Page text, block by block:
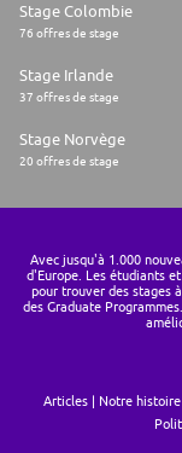
Stage Colombie
76 offres de stage
Stage Irlande
37 offres de stage
Stage Norvège
20 offres de stage
Avec jusqu'à 1.000
d'Europe. Les étudiants
pour trouver des stages
des Graduate
Articles Notre histoire